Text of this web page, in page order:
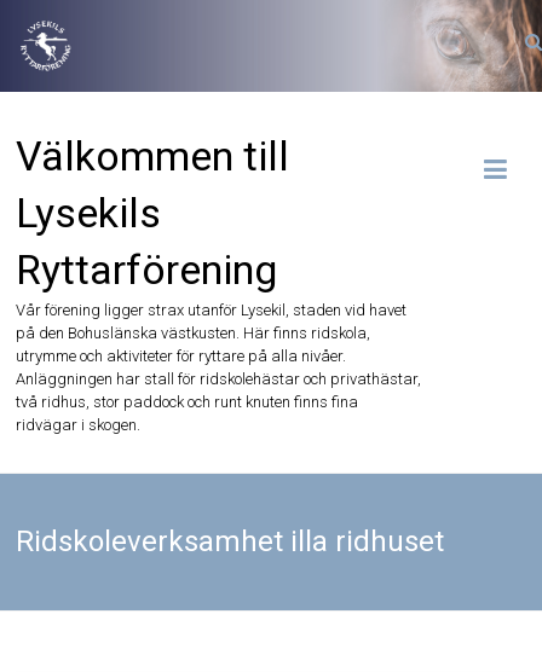
innehåll
Välkommen till
Lysekils
Ryttarförening
Vår förening ligger strax utanför Lysekil, staden vid havet
på den Bohuslänska västkusten. Här finns ridskola,
utrymme och aktiviteter för ryttare på alla nivåer.
Anläggningen har stall för ridskolehästar och privathästar,
två ridhus, stor paddock och runt knuten finns fina
ridvägar i skogen.
Ridskoleverksamhet illa ridhuset